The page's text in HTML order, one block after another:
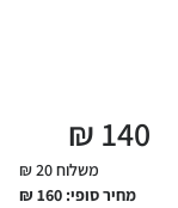
140
₪
משלוח 20 ₪
מחיר סופי: 160
₪